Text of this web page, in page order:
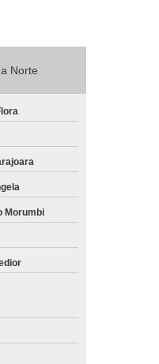
Sacomã
Festa
Norte
Morumbi